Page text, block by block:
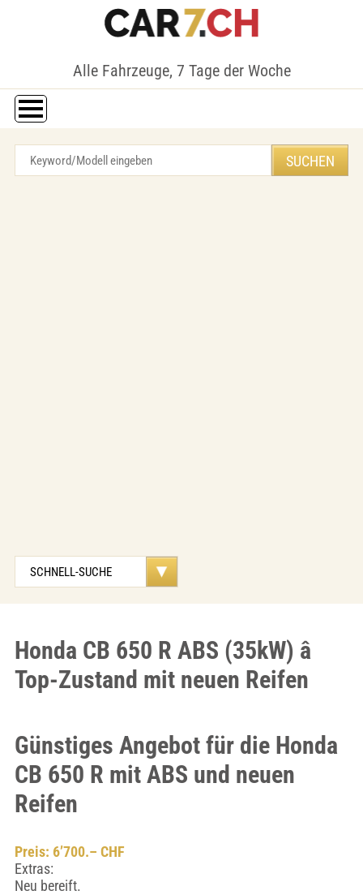
Alle Fahrzeuge, 7 Tage der Woche
Honda CB 650 R ABS (35kW) â
Top-Zustand mit neuen Reifen
Günstiges Angebot für die Honda
CB 650 R mit ABS und neuen
Reifen
Preis: 6’700.– CHF
Extras:
Neu bereift.